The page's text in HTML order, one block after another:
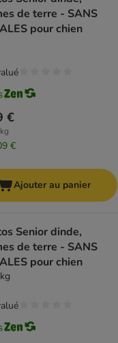
de terre - SANS
pour chien
€
€
Ajouter au panier
Senior dinde,
de terre - SANS
pour chien